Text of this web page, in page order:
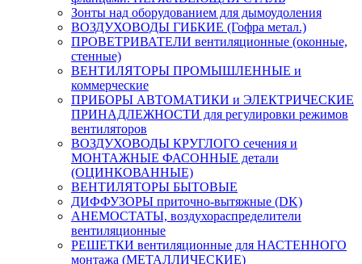
Зонты над оборудованием для дымоудоления
ВОЗДУХОВОДЫ ГИБКИЕ (Гофра метал.)
ПРОВЕТРИВАТЕЛИ вентиляционные (оконные,
стенные)
ВЕНТИЛЯТОРЫ ПРОМЫШЛЕННЫЕ и
коммерческие
ПРИБОРЫ АВТОМАТИКИ и ЭЛЕКТРИЧЕСКИЕ
ПРИНАДЛЕЖНОСТИ для регулировки режимов
вентиляторов
ВОЗДУХОВОДЫ КРУГЛОГО сечения и
МОНТАЖНЫЕ ФАСОННЫЕ детали
(ОЦИНКОВАННЫЕ)
ВЕНТИЛЯТОРЫ БЫТОВЫЕ
ДИФФУЗОРЫ приточно-вытяжные (DK)
АНЕМОСТАТЫ, воздухораспределители
вентиляционные
РЕШЕТКИ вентиляционные для НАСТЕННОГО
монтажа (МЕТАЛЛИЧЕСКИЕ)